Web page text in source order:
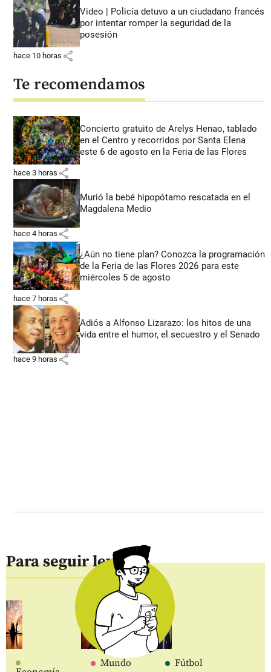
Video | Policía detuvo a un ciudadano francés
por intentar romper la seguridad de la
posesión
hace 10 horas share
Te recomendamos
Concierto gratuito de Arelys Henao, tablado
en el Centro y recorridos por Santa Elena
este 6 de agosto en la Feria de las Flores
hace 3 horas share
Murió la bebé hipopótamo rescatada en el
Magdalena Medio
hace 4 horas share
¿Aún no tiene plan? Conozca la programación
de la Feria de las Flores 2026 para este
miércoles 5 de agosto
hace 7 horas share
Adiós a Alfonso Lizarazo: los hitos de una
vida entre el humor, el secuestro y el Senado
hace 9 horas share
Para seguir leyendo
Mundo Fútbol